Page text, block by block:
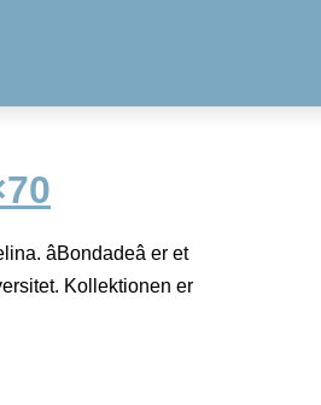
âBondadeâ er et
Kollektionen er